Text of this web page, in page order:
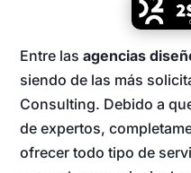
Entre lasagencias
siendo de las más
Consulting. Debido a
de expertos,
ofrecer todo tipo de